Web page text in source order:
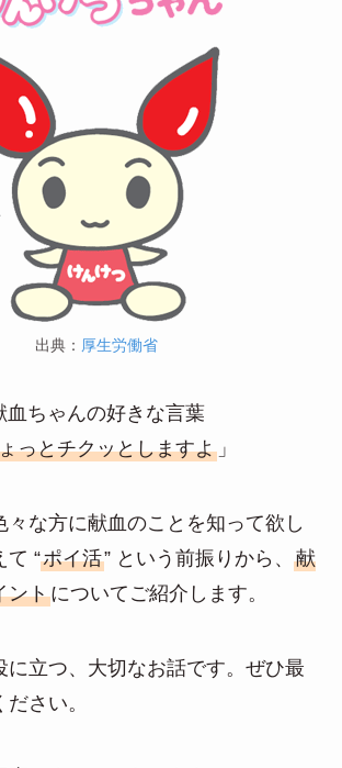
出典： 厚生労働省
血ちゃんの好きな言葉
っとチクッとしますよ 」
々な方に献血のことを知って欲し
て “ポイ活” という前振りから、 献
ントについてご紹介します。
に立つ、大切なお話です。ぜひ最
さい。